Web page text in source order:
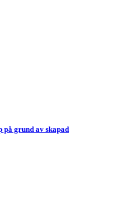
på grund av skapad